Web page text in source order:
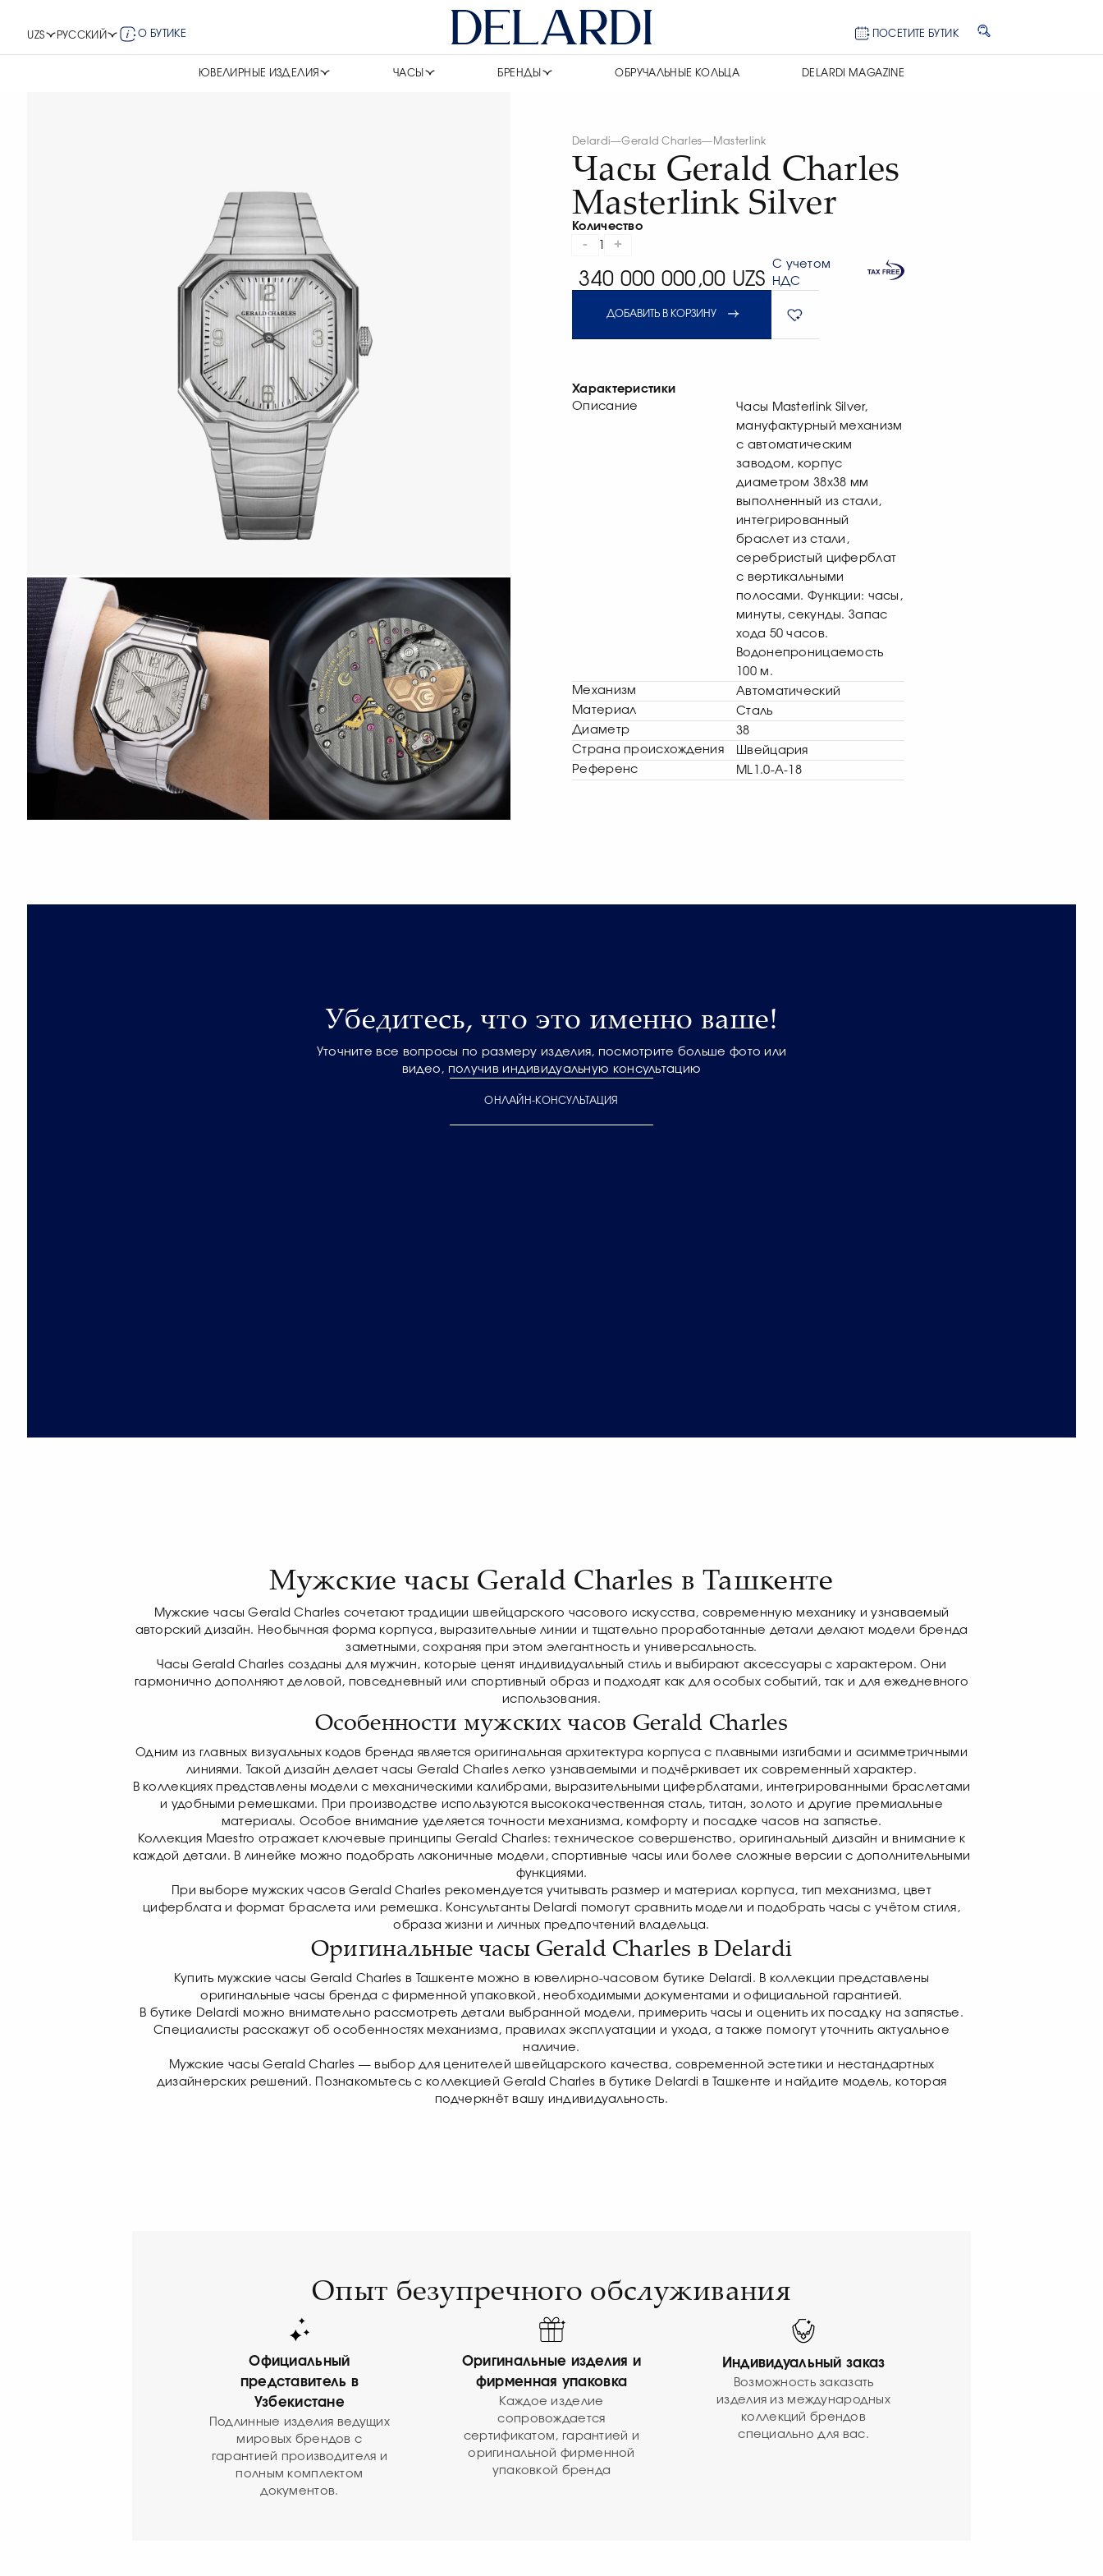
UZS РУССКИЙ О БУТИКЕ ПОСЕТИТЕ БУТИК
ЮВЕЛИРНЫЕ ИЗДЕЛИЯ ЧАСЫ БРЕНДЫ ОБРУЧАЛЬНЫЕ КОЛЬЦА DELARDI MAGAZINE
Delardi—Gerald Charles— Masterlink
Часы Gerald Charles
Masterlink Silver
Количество
- +
340 000 000,00 UZS
С учетом
НДС
ДОБАВИТЬ В КОРЗИНУ
Характеристики
Описание
Часы Masterlink Silver,
мануфактурный механизм
с автоматическим
заводом, корпус
диаметром 38х38 мм
выполненный из стали,
интегрированный
браслет из стали,
серебристый циферблат
с вертикальными
полосами. Функции: часы,
минуты, секунды. Запас
хода 50 часов.
Водонепроницаемость
100 м.
Механизм
Автоматический
Материал
Сталь
Диаметр
38
Страна происхождения
Швейцария
Референс
ML1.0-A-18
Убедитесь, что это именно ваше!
Уточните все вопросы по размеру изделия, посмотрите больше фото или
видео, получив индивидуальную консультацию
ОНЛАЙН-КОНСУЛЬТАЦИЯ
Мужские часы Gerald Charles в Ташкенте
Мужские часы Gerald Charles сочетают традиции швейцарского часового искусства, современную механику и узнаваемый
авторский дизайн. Необычная форма корпуса, выразительные линии и тщательно проработанные детали делают модели бренда
заметными, сохраняя при этом элегантность и универсальность.
Часы Gerald Charles созданы для мужчин, которые ценят индивидуальный стиль и выбирают аксессуары с характером. Они
гармонично дополняют деловой, повседневный или спортивный образ и подходят как для особых событий, так и для ежедневного
использования.
Особенности мужских часов Gerald Charles
Одним из главных визуальных кодов бренда является оригинальная архитектура корпуса с плавными изгибами и асимметричными
линиями. Такой дизайн делает часы Gerald Charles легко узнаваемыми и подчёркивает их современный характер.
В коллекциях представлены модели с механическими калибрами, выразительными циферблатами, интегрированными браслетами
и удобными ремешками. При производстве используются высококачественная сталь, титан, золото и другие премиальные
материалы. Особое внимание уделяется точности механизма, комфорту и посадке часов на запястье.
Коллекция Maestro отражает ключевые принципы Gerald Charles: техническое совершенство, оригинальный дизайн и внимание к
каждой детали. В линейке можно подобрать лаконичные модели, спортивные часы или более сложные версии с дополнительными
функциями.
При выборе мужских часов Gerald Charles рекомендуется учитывать размер и материал корпуса, тип механизма, цвет
циферблата и формат браслета или ремешка. Консультанты Delardi помогут сравнить модели и подобрать часы с учётом стиля,
образа жизни и личных предпочтений владельца.
Оригинальные часы Gerald Charles в Delardi
Купить мужские часы Gerald Charles в Ташкенте можно в ювелирно-часовом бутике Delardi. В коллекции представлены
оригинальные часы бренда с фирменной упаковкой, необходимыми документами и официальной гарантией.
В бутике Delardi можно внимательно рассмотреть детали выбранной модели, примерить часы и оценить их посадку на запястье.
Специалисты расскажут об особенностях механизма, правилах эксплуатации и ухода, а также помогут уточнить актуальное
наличие.
Мужские часы Gerald Charles — выбор для ценителей швейцарского качества, современной эстетики и нестандартных
дизайнерских решений. Познакомьтесь с коллекцией Gerald Charles в бутике Delardi в Ташкенте и найдите модель, которая
подчеркнёт вашу индивидуальность.
Опыт безупречного обслуживания
Официальный
представитель в
Узбекистане
Подлинные изделия ведущих
мировых брендов с
гарантией производителя и
полным комплектом
документов.
Оригинальные изделия и
фирменная упаковка
Каждое изделие
сопровождается
сертификатом, гарантией и
оригинальной фирменной
упаковкой бренда
Индивидуальный заказ
Возможность заказать
изделия из международных
коллекций брендов
специально для вас.